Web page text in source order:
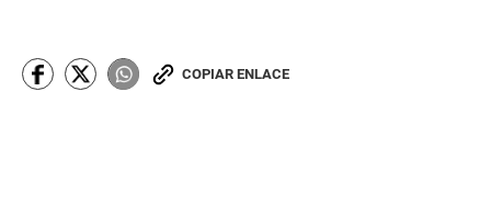
COPIAR ENLACE